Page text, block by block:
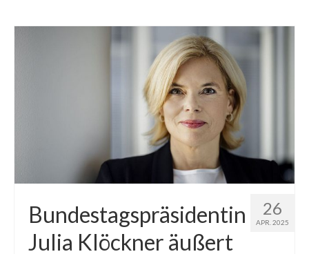
26
APR. 2025
Bundestagspräsidentin
Julia Klöckner äußert